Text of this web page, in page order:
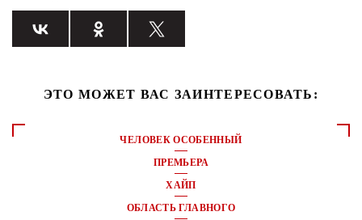
ЭТО МОЖЕТ ВАС ЗАИНТЕРЕСОВАТЬ:
ЧЕЛОВЕК ОСОБЕННЫЙ
ПРЕМЬЕРА
ХАЙП
ОБЛАСТЬ ГЛАВНОГО